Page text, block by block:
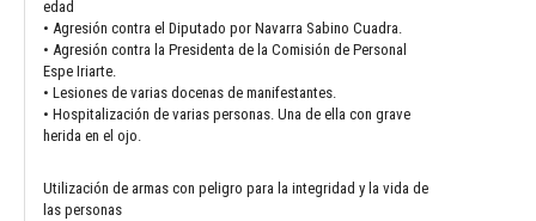
edad
• Agresión contra el Diputado por Navarra Sabino Cuadra.
• Agresión contra la Presidenta de la Comisión de Personal
Espe Iriarte.
• Lesiones de varias docenas de manifestantes.
• Hospitalización de varias personas. Una de ella con grave
herida en el ojo.
Utilización de armas con peligro para la integridad y la vida de
las personas